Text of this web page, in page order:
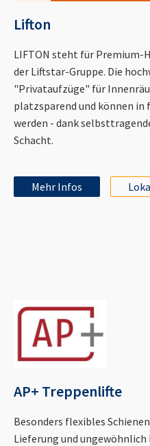
Lifton
LIFTON steht für Premium-
der Liftstar-Gruppe. Die
"Privataufzüge" für
platzsparend und können in
werden - dank
Schacht.
Mehr Infos
AP+ Treppenlifte
Besonders flexibles
Lieferung und ungewöhnlich